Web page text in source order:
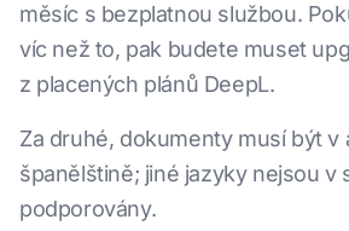
měsíc s bezplatnou službou.
víc než to, pak budete muset
z placených plánů DeepL.
Za druhé, dokumenty musí být v
španělštině; jiné jazyky nejsou v
podporovány.